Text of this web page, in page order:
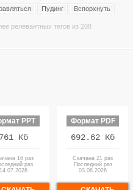
Пудинг Вспорхнуть
релевантных тегов из 208
PPT
761 Кб
16 раз
раз
14.07.2026
Формат PDF
692.62 Кб
Скачана 21 раз
Последний раз
03.08.2026